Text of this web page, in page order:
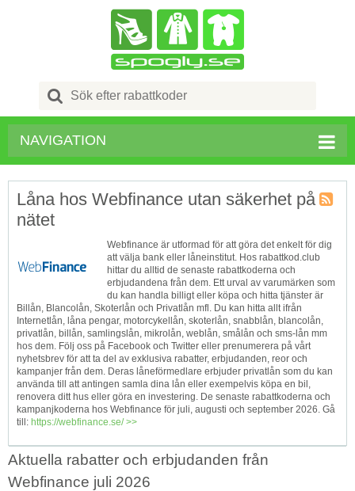
Search
for:
NAVIGATION
Låna hos Webfinance utan säkerhet på
nätet
Webfinance är utformad för att göra det enkelt för dig
att välja bank eller låneinstitut. Hos rabattkod.club
hittar du alltid de senaste rabattkoderna och
erbjudandena från dem. Ett urval av varumärken som
du kan handla billigt eller köpa och hitta tjänster är
Billån, Blancolån, Skoterlån och Privatlån mfl. Du kan hitta allt ifrån
Internetlån, låna pengar, motorcykellån, skoterlån, snabblån, blancolån,
privatlån, billån, samlingslån, mikrolån, weblån, smålån och sms-lån mm
hos dem. Följ oss på Facebook och Twitter eller prenumerera på vårt
nyhetsbrev för att ta del av exklusiva rabatter, erbjudanden, reor och
kampanjer från dem. Deras låneförmedlare erbjuder privatlån som du kan
använda till att antingen samla dina lån eller exempelvis köpa en bil,
renovera ditt hus eller göra en investering. De senaste rabattkoderna och
kampanjkoderna hos Webfinance för juli, augusti och september 2026. Gå
till: https://webfinance.se/ >>
Aktuella rabatter och erbjudanden från
Webfinance juli 2026